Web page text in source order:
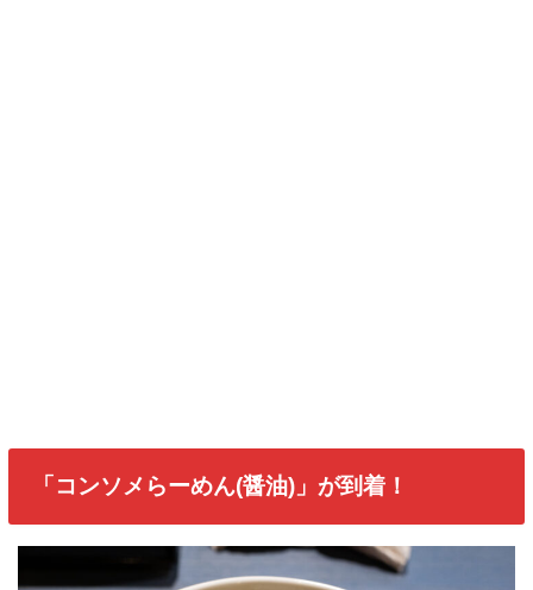
「コンソメらーめん(醤油)」が到着！